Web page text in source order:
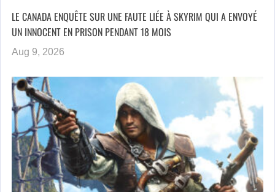
LE CANADA ENQUÊTE SUR UNE FAUTE LIÉE À SKYRIM QUI A ENVOYÉ
UN INNOCENT EN PRISON PENDANT 18 MOIS
Aug 9, 2026